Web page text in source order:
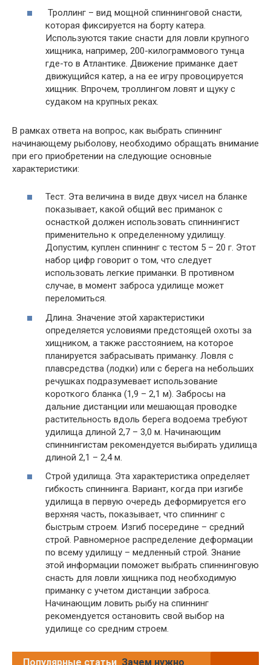
Троллинг – вид мощной спиннинговой снасти,
которая фиксируется на борту катера.
Используются такие снасти для ловли крупного
хищника, например, 200-килограммового тунца
где-то в Атлантике. Движение приманке дает
движущийся катер, а на ее игру провоцируется
хищник. Впрочем, троллингом ловят и щуку с
судаком на крупных реках.
В рамках ответа на вопрос, как выбрать спиннинг
начинающему рыболову, необходимо обращать внимание
при его приобретении на следующие основные
характеристики:
Тест. Эта величина в виде двух чисел на бланке
показывает, какой общий вес приманок с
оснасткой должен использовать спиннингист
применительно к определенному удилищу.
Допустим, куплен спиннинг с тестом 5 – 20 г. Этот
набор цифр говорит о том, что следует
использовать легкие приманки. В противном
случае, в момент заброса удилище может
переломиться.
Длина. Значение этой характеристики
определяется условиями предстоящей охоты за
хищником, а также расстоянием, на которое
планируется забрасывать приманку. Ловля с
плавсредства (лодки) или с берега на небольших
речушках подразумевает использование
короткого бланка (1,9 – 2,1 м). Забросы на
дальние дистанции или мешающая проводке
растительность вдоль берега водоема требуют
удилища длиной 2,7 – 3,0 м. Начинающим
спиннингистам рекомендуется выбирать удилища
длиной 2,1 – 2,4 м.
Строй удилища. Эта характеристика определяет
гибкость спиннинга. Вариант, когда при изгибе
удилища в первую очередь деформируется его
верхняя часть, показывает, что спиннинг с
быстрым строем. Изгиб посередине – средний
строй. Равномерное распределение деформации
по всему удилищу – медленный строй. Знание
этой информации поможет выбрать спиннинговую
снасть для ловли хищника под необходимую
приманку с учетом дистанции заброса.
Начинающим ловить рыбу на спиннинг
рекомендуется остановить свой выбор на
удилище со средним строем.
Популярные статьи Зачем нужно